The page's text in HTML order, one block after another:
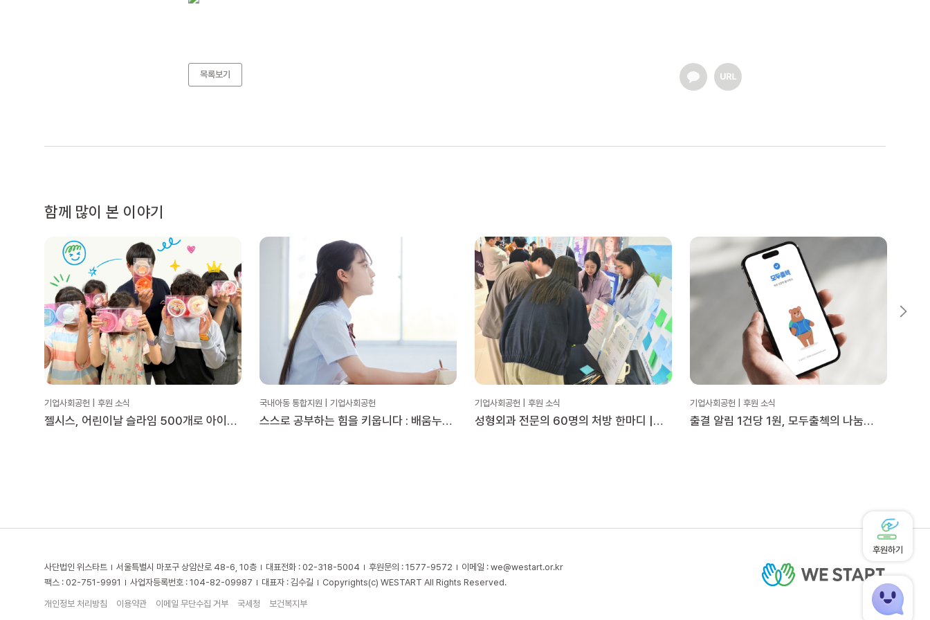
목록보기
함께 많이 본 이야기
기업사회공헌 | 후원 소식
젤시스, 어린이날 슬라임 500개로 아이들
국내아동 통합지원 | 기업사회공헌
스스로 공부하는 힘을 키웁니다 : 배움누리
기업사회공헌 | 후원 소식
성형외과 전문의 60명의 처방 한마디 |
기업사회공헌 | 후원 소식
출결 알림 1건당 1원, 모두출첵의 나눔
사단법인 위스타트 서울특별시 마포구 상암산로 48-6, 10층 대표전화 : 02-318-5004 후원문의 : 1577-9572 이메일 : we@westart.or.kr
팩스 : 02-751-9991
사업자등록번호 : 104-82-09987 대표자 : 김수길 Copyrights(c) WESTART All Rights Reserved.
개인정보 처리방침 이용약관 이메일 무단수집 거부 국세청 보건복지부
후원하기